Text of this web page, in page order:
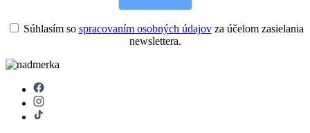
Súhlasím so spracovaním osobných údajovza účelom zasielania
newslettera.